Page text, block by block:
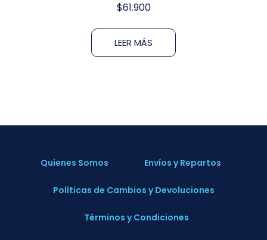
$61.900
LEER MÁS
Quienes Somos Envíos y Repartos
Políticas de Cambios y Devoluciones
Términos y Condiciones